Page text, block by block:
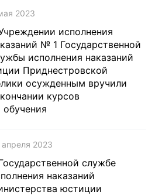
2023
исполнения
№ 1 Государственной
исполнения наказаний
Приднестровской
осужденным вручили
курсов
обучения
апреля 2023
службе
наказаний
юстиции